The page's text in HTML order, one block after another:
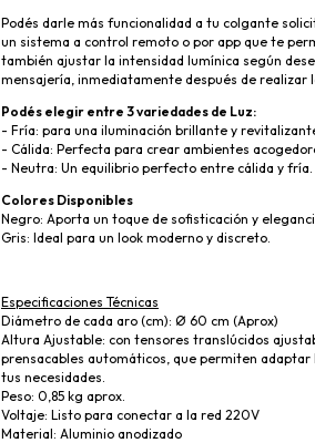
Podés darle más funcionalidad a tu colgante
un sistema a control remoto o por app que te
también ajustar la intensidad lumínica según
mensajería, inmediatamente después de realizar
Podés elegir entre 3 variedades de Luz:
- Fría: para una iluminación brillante y
- Cálida: Perfecta para crear ambientes
- Neutra: Un equilibrio perfecto entre cálida y fría.
Colores Disponibles
Negro: Aporta un toque de sofisticación y
Gris: Ideal para un look moderno y discreto.
Especificaciones Técnicas
Diámetro de cada aro (cm): Ø 60 cm (Aprox)
Altura Ajustable: con tensores translúcidos
prensacables automáticos, que permiten
tus necesidades.
Peso: 0,85 kg aprox.
Voltaje: Listo para conectar a la red 220V
Material: Aluminio anodizado